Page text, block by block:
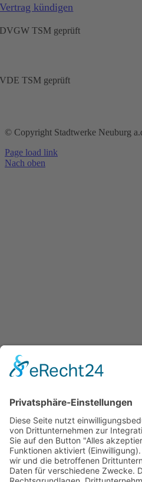
Vertrag kündigen
DVGW TSM geprüft
VDE TSM geprüft
© Copyright Stadtwerke Neuburg
Page load link
Nach oben